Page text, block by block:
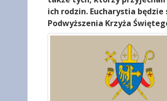
ich rodzin. Eucharystia
Podwyższenia Krzyża